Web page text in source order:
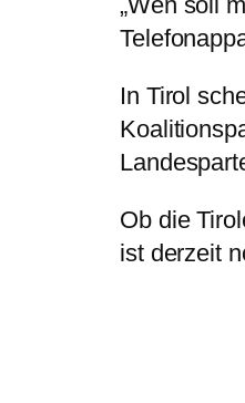
In Tirol
Ob die
ist derzeit